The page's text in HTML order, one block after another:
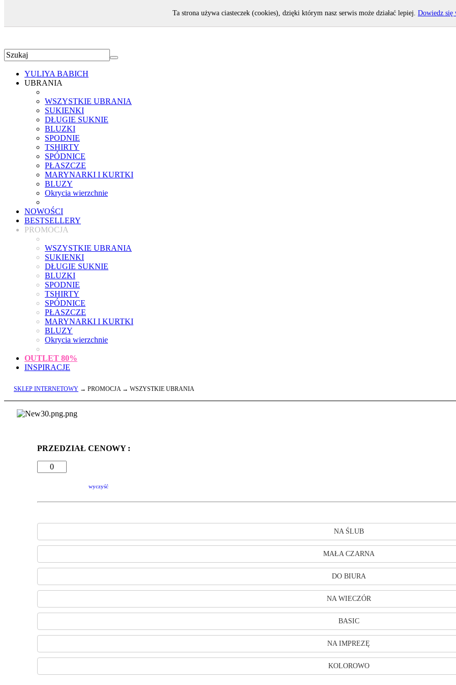
YULIYA BABICH
UBRANIA
WSZYSTKIE UBRANIA
SUKIENKI
DŁUGIE SUKNIE
BLUZKI
SPODNIE
TSHIRTY
SPÓDNICE
PŁASZCZE
MARYNARKI I KURTKI
BLUZY
Okrycia wierzchnie
NOWOŚCI
BESTSELLERY
PROMOCJA
WSZYSTKIE UBRANIA
SUKIENKI
DŁUGIE SUKNIE
BLUZKI
SPODNIE
TSHIRTY
SPÓDNICE
PŁASZCZE
MARYNARKI I KURTKI
BLUZY
Okrycia wierzchnie
OUTLET 80%
INSPIRACJE
SKLEP INTERNETOWY → PROMOCJA → WSZYSTKIE UBRANIA
PRZEDZIAŁ CENOWY :
wyczyść
NA ŚLUB
MAŁA CZARNA
DO BIURA
NA WIECZÓR
BASIC
NA IMPREZĘ
KOLOROWO
Ta strona używa ciasteczek (cookies), dzięki którym nasz serwis może działać lepiej. Dowiedz się